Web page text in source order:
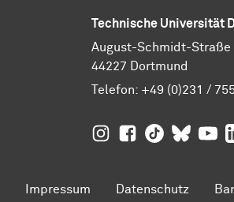
Technische Universität
August-Schmidt-Straße
44227 Dortmund
Telefon: +49 (0)231 /
TU Dortmund auf
TU Dortmund
TU TU
Impressum Datenschutz